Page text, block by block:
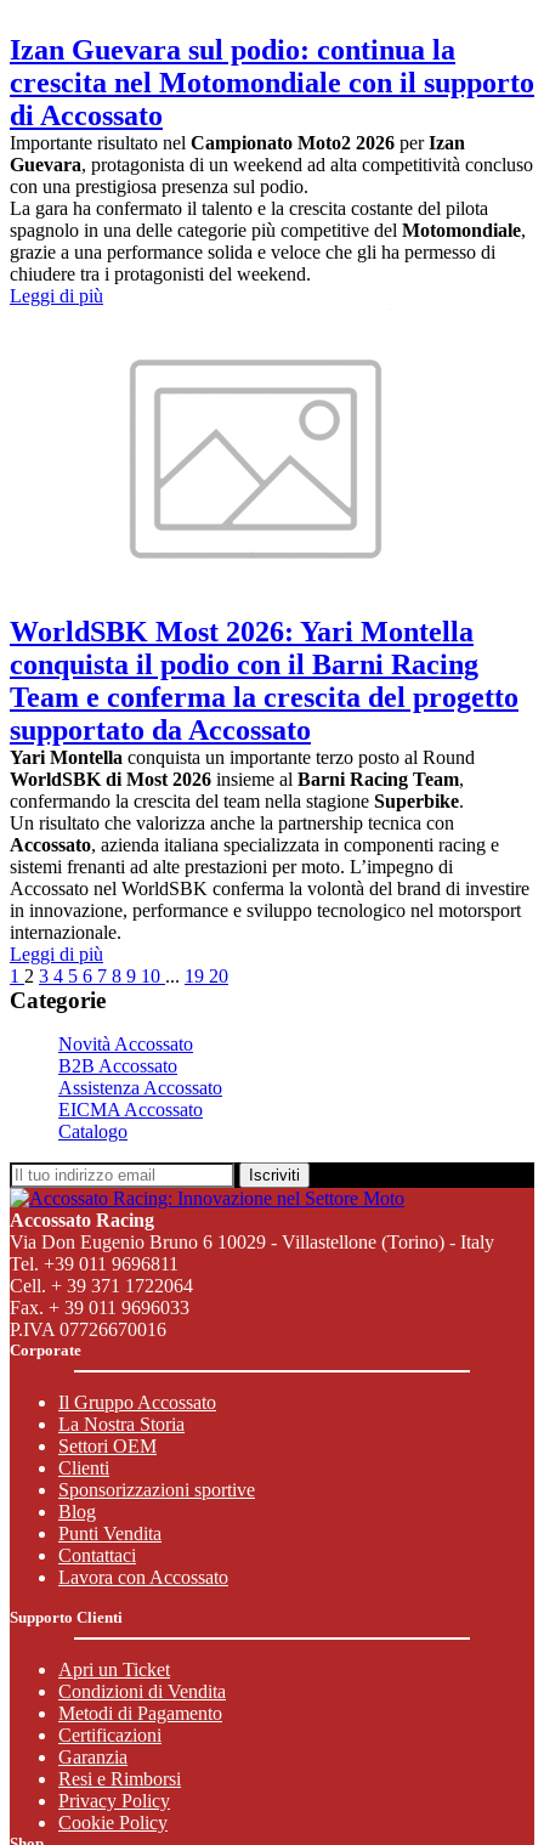
Izan Guevara sul podio: continua la
crescita nel Motomondiale con il supporto
di Accossato
Importante risultato nel Campionato Moto2 2026 perIzan
Guevara, protagonista di un weekend ad alta competitività concluso
con una prestigiosa presenza sul podio.
La gara ha confermato il talento e la crescita costante del pilota
spagnolo in una delle categorie più competitive del Motomondiale,
grazie a una performance solida e veloce che gli ha permesso di
chiudere tra i protagonisti del weekend.
Leggi di più
WorldSBK Most 2026: Yari Montella
conquista il podio con il Barni Racing
Team e conferma la crescita del progetto
supportato da Accossato
Yari Montella conquista un importante terzo posto al Round
WorldSBK di Most 2026 insieme al Barni Racing Team,
confermando la crescita del team nella stagione Superbike.
Un risultato che valorizza anche la partnership tecnica con
Accossato, azienda italiana specializzata in componenti racing e
sistemi frenanti ad alte prestazioni per moto. L’impegno di
Accossato nel WorldSBK conferma la volontà del brand di investire
in innovazione, performance e sviluppo tecnologico nel motorsport
internazionale.
Leggi di più
1 2 3 4 5 6 7 8 9 10 ... 19 20
Categorie
Novità Accossato
B2B Accossato
Assistenza Accossato
EICMA Accossato
Catalogo
Iscriviti
Accossato Racing
Via Don Eugenio Bruno 6 10029 - Villastellone (Torino) - Italy
Tel. +39 011 9696811
Cell. + 39 371 1722064
Fax. + 39 011 9696033
P.IVA 07726670016
Corporate
Il Gruppo Accossato
La Nostra Storia
Settori OEM
Clienti
Sponsorizzazioni sportive
Blog
Punti Vendita
Contattaci
Lavora con Accossato
Supporto Clienti
Apri un Ticket
Condizioni di Vendita
Metodi di Pagamento
Certificazioni
Garanzia
Resi e Rimborsi
Privacy Policy
Cookie Policy